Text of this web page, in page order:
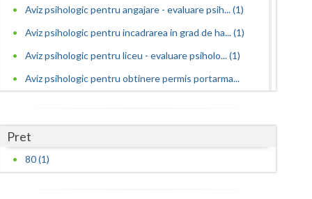
Constanta
Covasna
Dambovita
Dolj
Gorj
Aviz psihologic pentru angajare - evaluare psih... (1)
Aviz psihologic pentru incadrarea in grad de ha... (1)
Aviz psihologic pentru liceu - evaluare psiholo... (1)
Aviz psihologic pentru obtinere permis portarma...
Aviz psihologic pentru ocuparea functiilor publ... (1)
Aviz psihologic pentru ocuparea postului de ins...
Pret
80 (1)